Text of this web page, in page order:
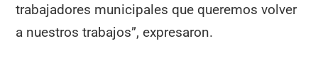
trabajadores municipales que queremos volver
a nuestros trabajos”, expresaron.